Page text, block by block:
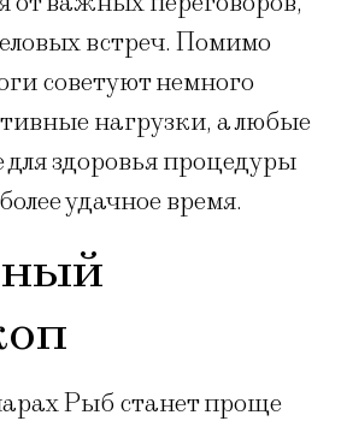
встреч. Помимо
советуют немного
нагрузки, а любые
здоровья процедуры
удачное время.
Рыб станет проще